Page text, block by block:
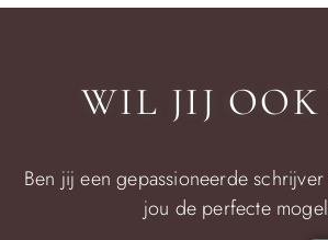
WIL JIJ OOK
Ben jij een gepassioneerde
jou de perfecte